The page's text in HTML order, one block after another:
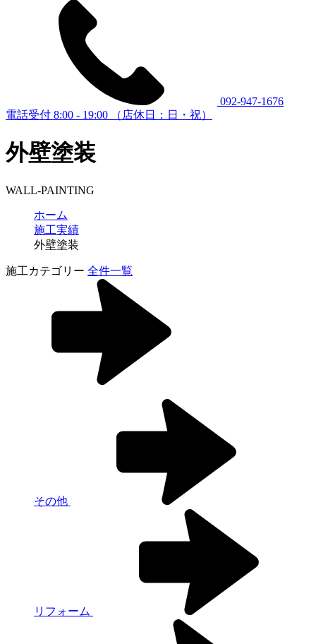
092-947-1676
電話受付 8:00 - 19:00 （店休日：日・祝）
外壁塗装
WALL-PAINTING
ホーム
施工実績
外壁塗装
施工カテゴリー 全件一覧
その他
リフォーム